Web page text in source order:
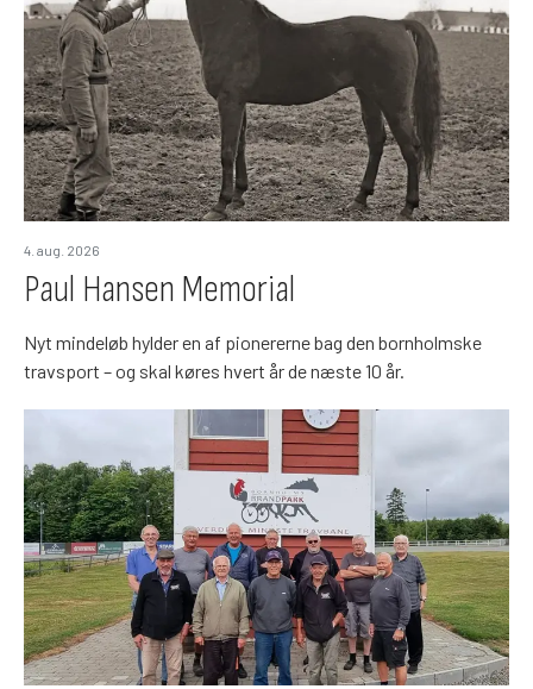
4. aug. 2026
Paul Hansen Memorial
Nyt mindeløb hylder en af pionererne bag den bornholmske
travsport – og skal køres hvert år de næste 10 år.